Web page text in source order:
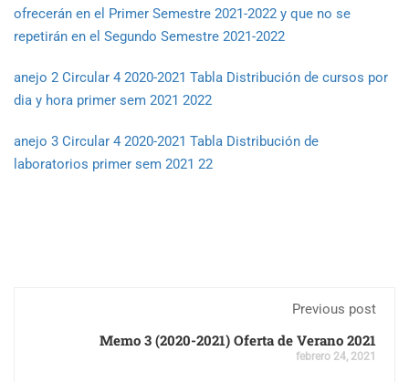
ofrecerán en el Primer Semestre 2021-2022 y que no se
repetirán en el Segundo Semestre 2021-2022
anejo 2 Circular 4 2020-2021 Tabla Distribución de cursos por
dia y hora primer sem 2021 2022
anejo 3 Circular 4 2020-2021 Tabla Distribución de
laboratorios primer sem 2021 22
Previous post
Memo 3 (2020-2021) Oferta de Verano 2021
febrero 24, 2021